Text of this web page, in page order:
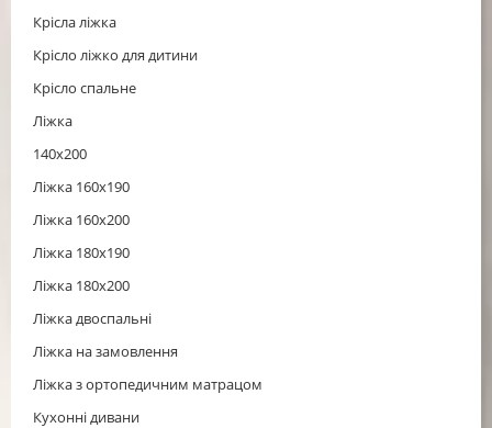
Крісла ліжка
Крісло ліжко для дитини
Крісло спальне
Ліжка
140x200
Ліжка 160x190
Ліжка 160x200
Ліжка 180x190
Ліжка 180x200
Ліжка двоспальні
Ліжка на замовлення
Ліжка з ортопедичним матрацом
Кухонні дивани